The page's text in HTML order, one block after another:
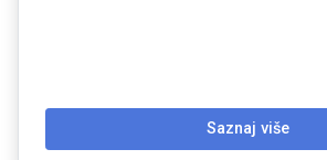
Saznaj više